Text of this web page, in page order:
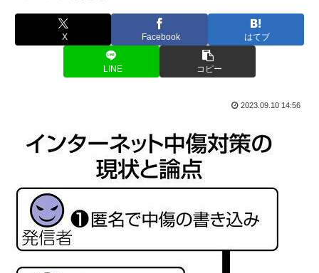
X Facebook はてブ
LINE コピー
2023.09.10 14:56